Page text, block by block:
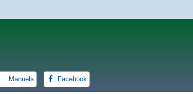
Manuels Facebook